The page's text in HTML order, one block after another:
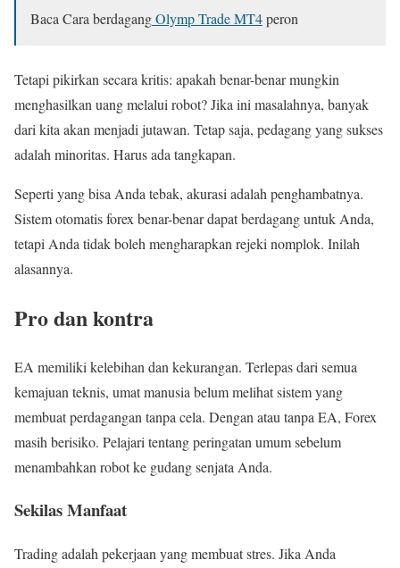
Baca Cara berdagangOlymp Trade MT4peron
Tetapi pikirkan secara kritis: apakah benar-benar mungkin
menghasilkan uang melalui robot? Jika ini masalahnya, banyak
dari kita akan menjadi jutawan. Tetap saja, pedagang yang sukses
adalah minoritas. Harus ada tangkapan.
Seperti yang bisa Anda tebak, akurasi adalah penghambatnya.
Sistem otomatis forex benar-benar dapat berdagang untuk Anda,
tetapi Anda tidak boleh mengharapkan rejeki nomplok. Inilah
alasannya.
Pro dan kontra
EA memiliki kelebihan dan kekurangan. Terlepas dari semua
kemajuan teknis, umat manusia belum melihat sistem yang
membuat perdagangan tanpa cela. Dengan atau tanpa EA, Forex
masih berisiko. Pelajari tentang peringatan umum sebelum
menambahkan robot ke gudang senjata Anda.
Sekilas Manfaat
Trading adalah pekerjaan yang membuat stres. Jika Anda